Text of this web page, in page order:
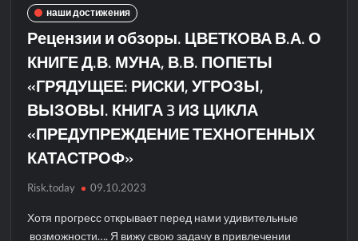
наши достижения
Рецензии и обзоры. ЦВЕТКОВА В.А. О
КНИГЕ Д.В. МУНА, В.В. ПОПЕТЫ
«ГРЯДУЩЕЕ: РИСКИ, УГРОЗЫ,
ВЫЗОВЫ. КНИГА 3 ИЗ ЦИКЛА
«ПРЕДУПРЕЖДЕНИЕ ТЕХНОГЕННЫХ
КАТАСТРОФ»
Risk.today 09.10.2023
Хотя прогресс открывает перед нами удивительные
возможности…. Я вижу свою задачу в привлечении